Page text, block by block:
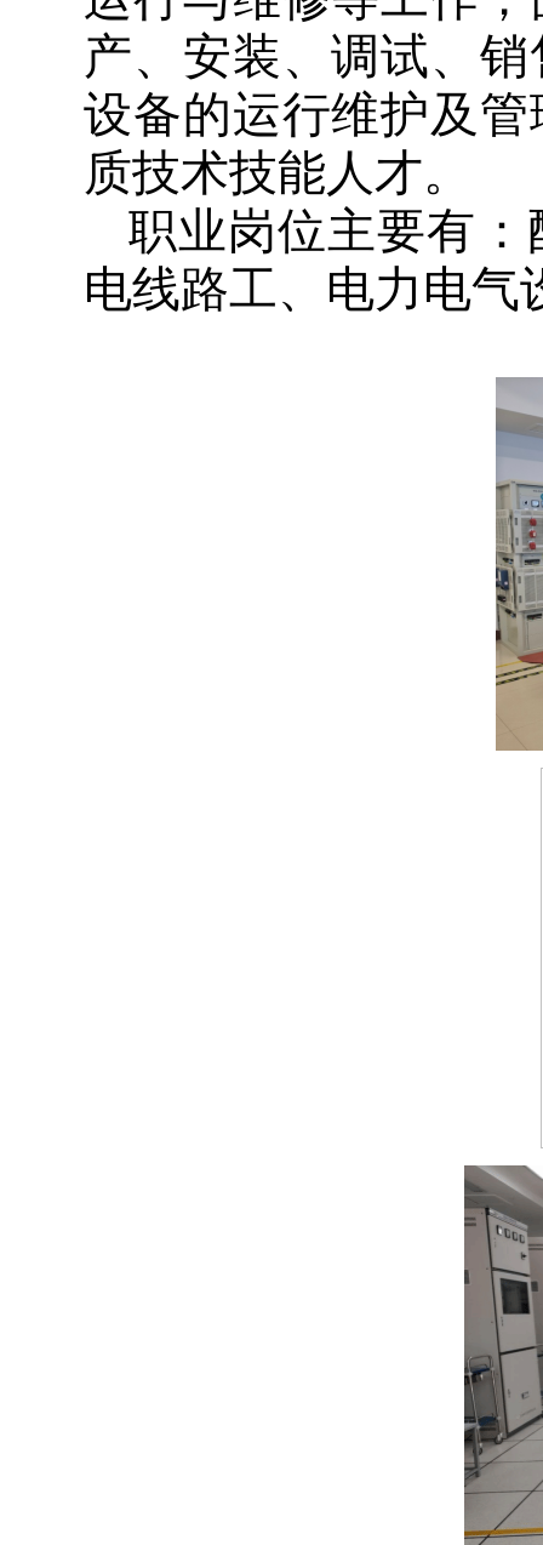
产、安装、调试、
设备的运行维护及
质技术技能人才。
职业岗位主要有
电线路工、电力电气